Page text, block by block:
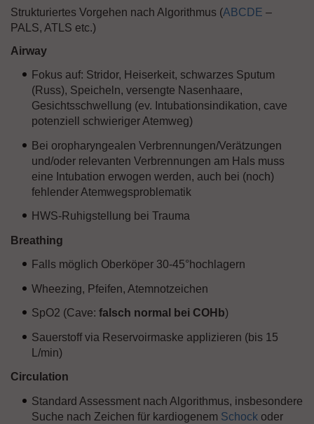
Strukturiertes Vorgehen nach Algorithmus (ABCDE –
PALS, ATLS etc.)
Airway
Fokus auf: Stridor, Heiserkeit, schwarzes Sputum
(Russ), Speicheln, versengte Nasenhaare,
Gesichtsschwellung (ev. Intubationsindikation, cave
potenziell schwieriger Atemweg)
Bei oropharyngealen Verbrennungen/Verätzungen
und/oder relevanten Verbrennungen am Hals muss
eine Intubation erwogen werden, auch bei (noch)
fehlender Atemwegsproblematik
HWS-Ruhigstellung bei Trauma
Breathing
Falls möglich Oberköper 30-45°hochlagern
Wheezing, Pfeifen, Atemnotzeichen
SpO2 (Cave: falsch normal bei COHb)
Sauerstoff via Reservoirmaske applizieren (bis 15
L/min)
Circulation
Standard Assessment nach Algorithmus, insbesondere
Suche nach Zeichen für kardiogenem Schock oder